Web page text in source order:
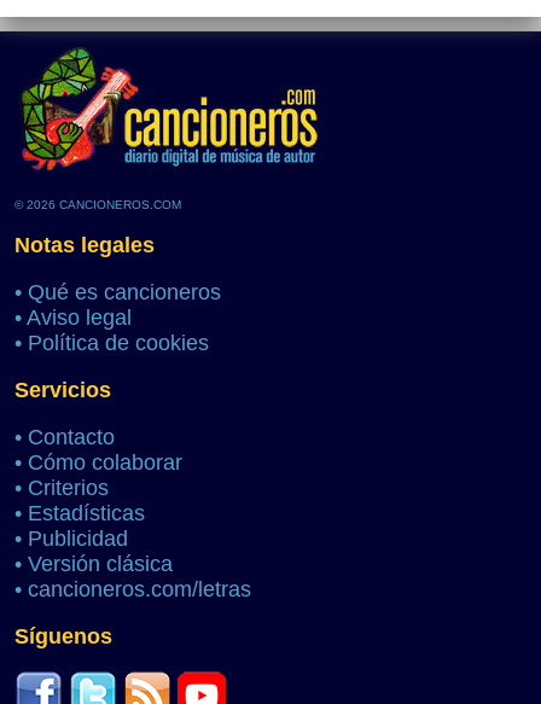
© 2026 CANCIONEROS.COM
Notas legales
• Qué es cancioneros
• Aviso legal
• Política de cookies
Servicios
• Contacto
• Cómo colaborar
• Criterios
• Estadísticas
• Publicidad
• Versión clásica
• cancioneros.com/letras
Síguenos